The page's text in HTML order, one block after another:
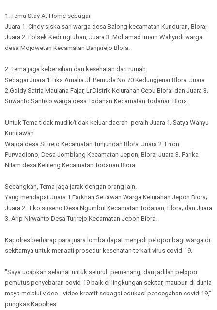
1. Tema Stay At Home sebagai
Juara 1. Cindy siska sari warga desa Balong kecamatan Kunduran, Blora;
Juara 2. Polsek Kedungtuban; Juara 3. Mohamad Imam Wahyudi warga
desa Mojowetan Kecamatan Banjarejo Blora.
2. Tema jaga kebersihan dan kesehatan dari rumah.
Sebagai Juara 1.Tika Amalia Jl. Pemuda No.70 Kedungjenar Blora; Juara
2.Goldy Satria Maulana Fajar, Lr.Distrik Kelurahan Cepu Blora; dan Juara 3.
Suwanto Santiko warga desa Todanan Kecamatan Todanan Blora.
Untuk Tema tidak mudik/tidak keluar daerah peraih Juara 1. Satya Wahyu
Kurniawan
Warga desa Sitirejo Kecamatan Tunjungan Blora; Juara 2. Erron
Purwadiono, Desa Jomblang Kecamatan Jepon, Blora; Juara 3. Farika
Nilam desa Ketileng Kecamatan Todanan Blora
Sedangkan, Tema jaga jarak dengan orang lain.
Yang mendapat Juara 1.Farkhan Setiawan Warga Kelurahan Jepon Blora;
Juara 2. Eko suseno Desa Ngumbul Kecamatan Todanan, Blora; dan Juara
3. Arip Nirwanto Desa Turirejo Kecamatan Jepon Blora.
Kapolres berharap para juara lomba dapat menjadi pelopor bagi warga di
sekitarnya untuk menaati prosedur kesehatan terkait virus covid-19.
"Saya ucapkan selamat untuk seluruh pemenang, dan jadilah pelopor
pemutus penyebaran covid-19 baik di lingkungan sekitar, maupun di dunia
maya melalui video - video kreatif sebagai edukasi pencegahan covid-19,"
pungkas Kapolres.